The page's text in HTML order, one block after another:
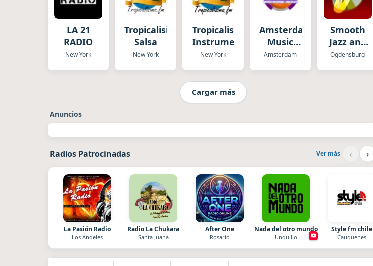
LA 21
RADIO
New York
Tropicalisima
Salsa
New York
Tropicalisima.Fm
Instrumental
New York
Amsterdam
Music
Electronic
Amsterdam
Smooth
Jazz and
More
Ogdensburg
Cargar más
Anuncios
Radios Patrocinadas Ver más ‹ ›
La Pasión Radio
Los Angeles
Radio La Chukara
Santa Juana
After One
Rosario
Nada del otro mundo
Unquillo
Style fm chile
Cauquenes